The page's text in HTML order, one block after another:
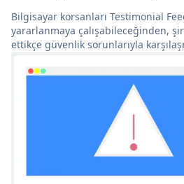
Bilgisayar korsanları Testimonial
yararlanmaya çalışabileceğinden,
ettikçe güvenlik sorunlarıyla